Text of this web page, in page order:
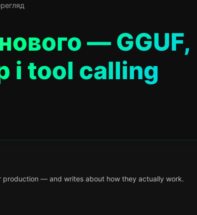
— GGUF,
і tool calling
production — and writes about how they actually work.